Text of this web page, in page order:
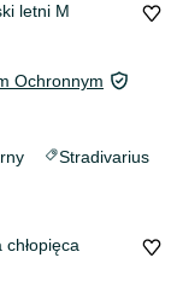
letni M
Ochronnym
Stradivarius